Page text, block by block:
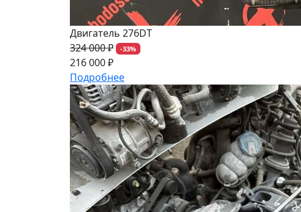
Двигатель 276DT
324 000 ₽
-33%
216 000 ₽
Подробнее